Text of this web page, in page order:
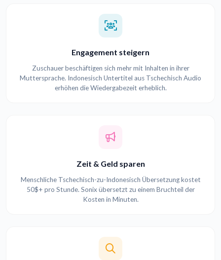
Engagement steigern
Zuschauer beschäftigen sich mehr mit Inhalten in ihrer
Muttersprache. Indonesisch Untertitel aus Tschechisch Audio
erhöhen die Wiedergabezeit erheblich.
Zeit & Geld sparen
Menschliche Tschechisch-zu-Indonesisch Übersetzung kostet
50$+ pro Stunde. Sonix übersetzt zu einem Bruchteil der
Kosten in Minuten.